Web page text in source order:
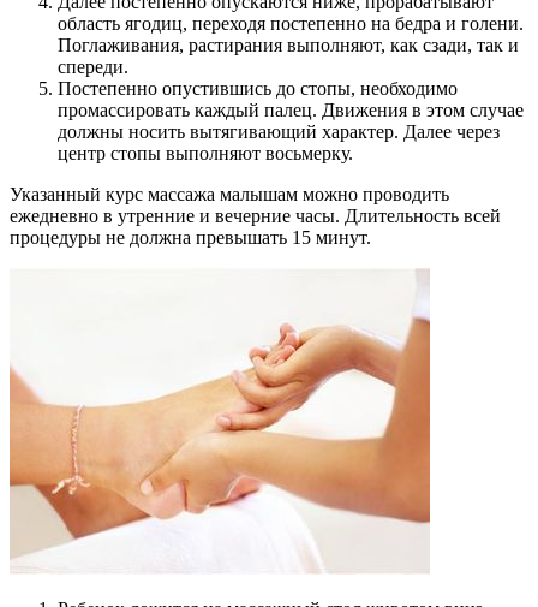
область ягодиц, переходя постепенно на бедра и голени.
Поглаживания, растирания выполняют, как сзади, так и
спереди.
Постепенно опустившись до стопы, необходимо
промассировать каждый палец. Движения в этом случае
должны носить вытягивающий характер. Далее через
центр стопы выполняют восьмерку.
Указанный курс массажа малышам можно проводить
ежедневно в утренние и вечерние часы. Длительность всей
процедуры не должна превышать 15 минут.